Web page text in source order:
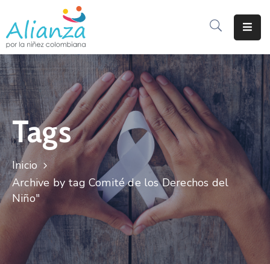
Inicio
La
Alianza
Documentos
Prensa
Sé
Parte
De
Participación
Tags
Inicio
Archive by tag Comité de los Derechos del
Niño"